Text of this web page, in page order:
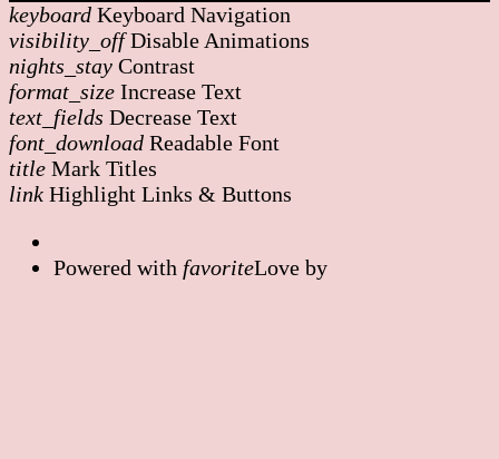
keyboard Keyboard Navigation
visibility_off Disable Animations
nights_stay Contrast
format_size Increase Text
text_fields Decrease Text
font_download Readable Font
title Mark Titles
link Highlight Links & Buttons
Powered with favoriteLove by